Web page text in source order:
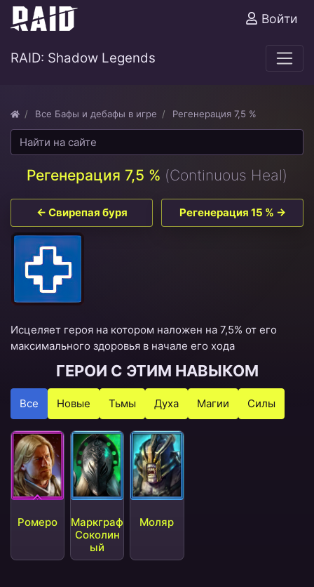
Войти
RAID: Shadow Legends
Все Бафы и дебафы в игре Регенерация 7,5 %
Регенерация 7,5 % (Continuous Heal)
← Свирепая буря Регенерация 15 % →
Исцеляет героя на котором наложен на 7,5% от его
максимального здоровья в начале его хода
ГЕРОИ С ЭТИМ НАВЫКОМ
Все Новые Тьмы Духа Магии Силы
Ромеро
Маркграф
Соколин
ый
Моляр